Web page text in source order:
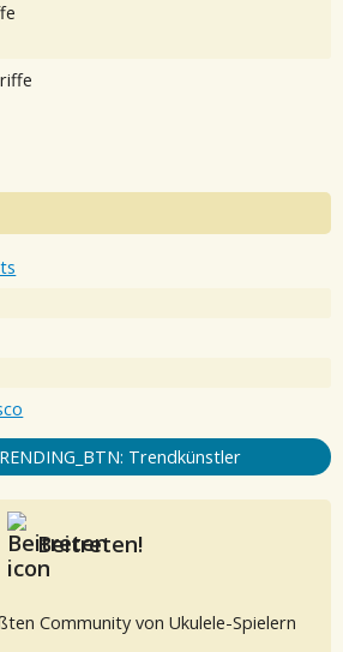
Trendkünstler
Beitreten!
Community von Ukulele-Spielern